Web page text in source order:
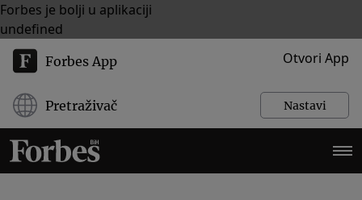
Forbes je bolji u aplikaciji
undefined
Forbes App Otvori App
Pretraživač Nastavi